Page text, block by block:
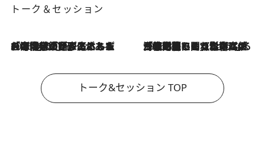
トーク＆セッション
2026.8.3
「今後値上げがあるとすれば…」「リスクがあるのは今年の冬」エネルギー専門家が語る、ホルムズ海峡封鎖が家庭にもたらす“ある心配” 2026.8.3
「住宅建てられない…」「サーチャージ料の高値が続いている」ホルムズ海峡封鎖による影響はいつまで続く？《エネルギー専門家に聞く“どうなる日本の暮らし”》
トーク&セッション TOP